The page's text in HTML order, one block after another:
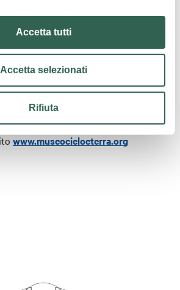
Accetta tutti
Accetta selezionati
Rifiuta
dalle 21 alle 23.
Gruppo Astrofili Persicetani
dalle ore 21:00 (biglietto intero 6 euro,
solo in occasione di
www.museocieloeterra.org